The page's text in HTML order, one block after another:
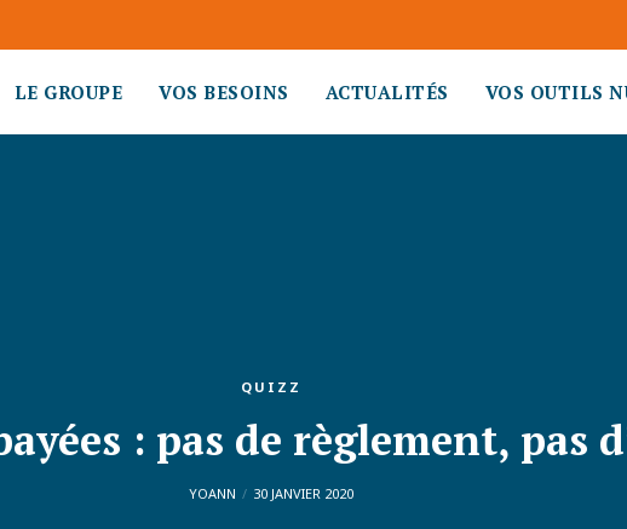
LE GROUPE VOS BESOINS ACTUALITÉS VOS OUTILS
QUIZZ
: pas de règlement, pas
YOANN 30 JANVIER 2020